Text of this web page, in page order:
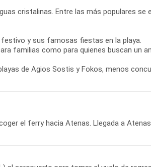
cristalinas. Entre las más populares se
y sus famosas fiestas en la playa.
familias como para quienes buscan un
de Agios Sostis y Fokos, menos
el ferry hacia Atenas. Llegada a